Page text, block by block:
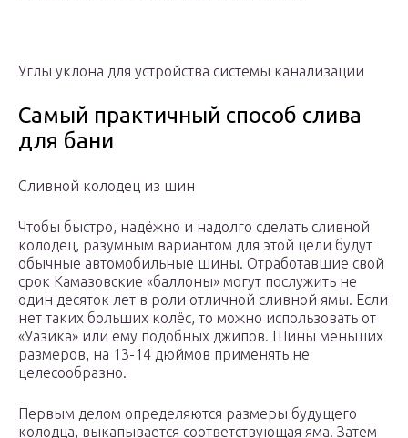
Углы уклона для устройства системы канализации
Самый практичный способ слива
для бани
Сливной колодец из шин
Чтобы быстро, надёжно и надолго сделать сливной
колодец, разумным вариантом для этой цели будут
обычные автомобильные шины. Отработавшие свой
срок Камазовские «баллоны» могут послужить не
один десяток лет в роли отличной сливной ямы. Если
нет таких больших колёс, то можно использовать от
«Уазика» или ему подобных джипов. Шины меньших
размеров, на 13-14 дюймов применять не
целесообразно.
Первым делом определяются размеры будущего
колодца, выкапывается соответствующая яма. Затем